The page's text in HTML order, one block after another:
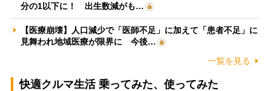
分の1以下に！ 出生数減がも…
【医療崩壊】人口減少で「医師不足」に加えて「患者不足」に
見舞われ地域医療が限界に 今後…
一覧を見る
快適クルマ生活 乗ってみた、使ってみた